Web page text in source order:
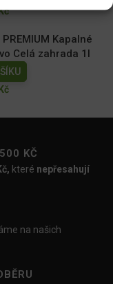
Kapalné
Celá zahrada 1l
Kč
KČ
které nepřesahují
na našich